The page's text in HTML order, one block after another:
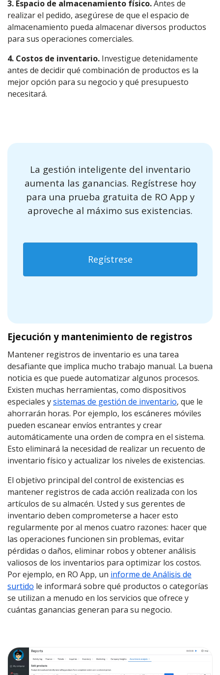
3. Espacio de almacenamiento físico.Antes de
realizar el pedido, asegúrese de que el espacio de
almacenamiento pueda almacenar diversos productos
para sus operaciones comerciales.
4. Costos de inventario. Investigue detenidamente
antes de decidir qué combinación de productos es la
mejor opción para su negocio y qué presupuesto
necesitará.
La gestión inteligente del inventario
aumenta las ganancias. Regístrese hoy
para una prueba gratuita de RO App y
aproveche al máximo sus existencias.
Regístrese
Ejecución y mantenimiento de registros
Mantener registros de inventario es una tarea
desafiante que implica mucho trabajo manual. La buena
noticia es que puede automatizar algunos procesos.
Existen muchas herramientas, como dispositivos
especiales ysistemas de gestión de inventario, que le
ahorrarán horas. Por ejemplo, los escáneres móviles
pueden escanear envíos entrantes y crear
automáticamente una orden de compra en el sistema.
Esto eliminará la necesidad de realizar un recuento de
inventario físico y actualizar los niveles de existencias.
El objetivo principal del control de existencias es
mantener registros de cada acción realizada con los
artículos de su almacén. Usted y sus gerentes de
inventario deben comprometerse a hacer esto
regularmente por al menos cuatro razones: hacer que
las operaciones funcionen sin problemas, evitar
pérdidas o daños, eliminar robos y obtener análisis
valiosos de los inventarios para optimizar los costos.
Por ejemplo, en RO App, un informe de Análisis de
surtido le informará sobre qué productos o categorías
se utilizan a menudo en los servicios que ofrece y
cuántas ganancias generan para su negocio.